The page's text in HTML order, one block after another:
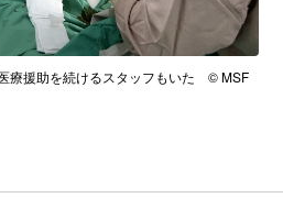
療援助を続けるスタッフもいた © MSF